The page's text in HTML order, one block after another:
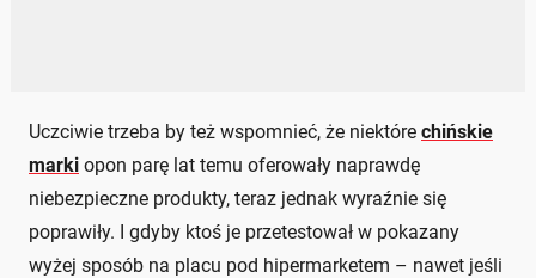
Uczciwie trzeba by też wspomnieć, że niektóre chińskie
marki opon parę lat temu oferowały naprawdę
niebezpieczne produkty, teraz jednak wyraźnie się
poprawiły. I gdyby ktoś je przetestował w pokazany
wyżej sposób na placu pod hipermarketem – nawet jeśli